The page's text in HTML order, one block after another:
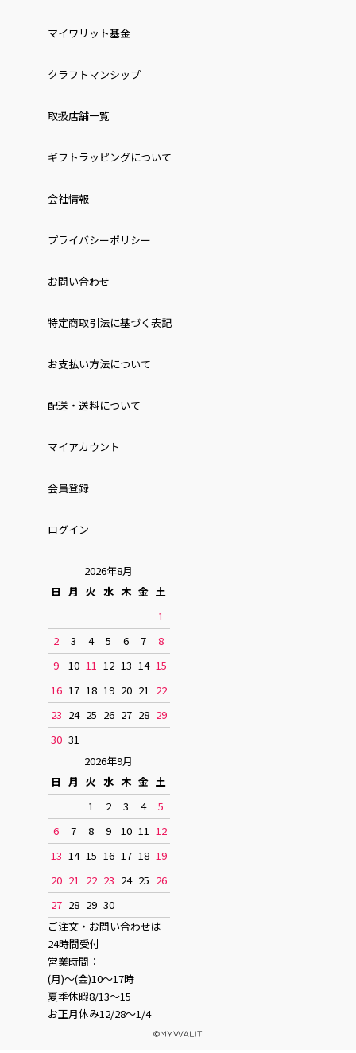
マイワリット基金
クラフトマンシップ
取扱店舗一覧
ギフトラッピングについて
会社情報
プライバシーポリシー
お問い合わせ
特定商取引法に基づく表記
お⽀払い⽅法について
配送・送料について
マイアカウント
会員登録
ログイン
2026年8月
日 月 火 水 木 金 土
1
2
3 4 5 6 7
8
9
10 11 12 13 14 15
16 17 18 19 20 21 22
23 24 25 26 27 28 29
30 31
2026年9月
日 月 火 水 木 金 土
1
2 3 4
5
6
7 8 9 10 11 12
13 14 15 16 17 18 19
20 21 22 23 24 25 26
27 28 29 30
ご注文・お問い合わせは
24時間受付
営業時間：
(月)〜(金)10〜17時
夏季休暇8/13〜15
お正月休み12/28〜1/4